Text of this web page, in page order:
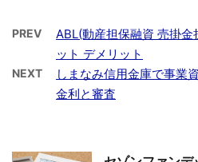
PREV
ABL(動産担保融資 売掛金
ット デメリット
NEXT
しまなみ信用金庫で事業
金利と審査